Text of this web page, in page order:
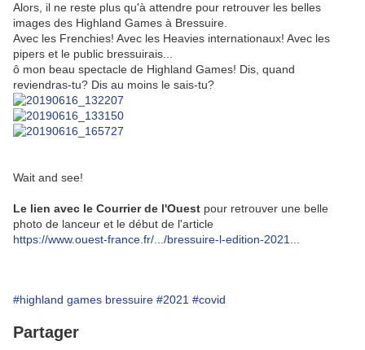
Alors, il ne reste plus qu'à attendre pour retrouver les belles
images des Highland Games à Bressuire.
Avec les Frenchies! Avec les Heavies internationaux! Avec les
pipers et le public bressuirais...
ô mon beau spectacle de Highland Games! Dis, quand
reviendras-tu? Dis au moins le sais-tu?
Wait and see!
Le lien avec le Courrier de l'Ouest pour retrouver une belle
photo de lanceur et le début de l'article
https://www.ouest-france.fr/.../bressuire-l-edition-2021...
#highland games bressuire #2021 #covid
Partager